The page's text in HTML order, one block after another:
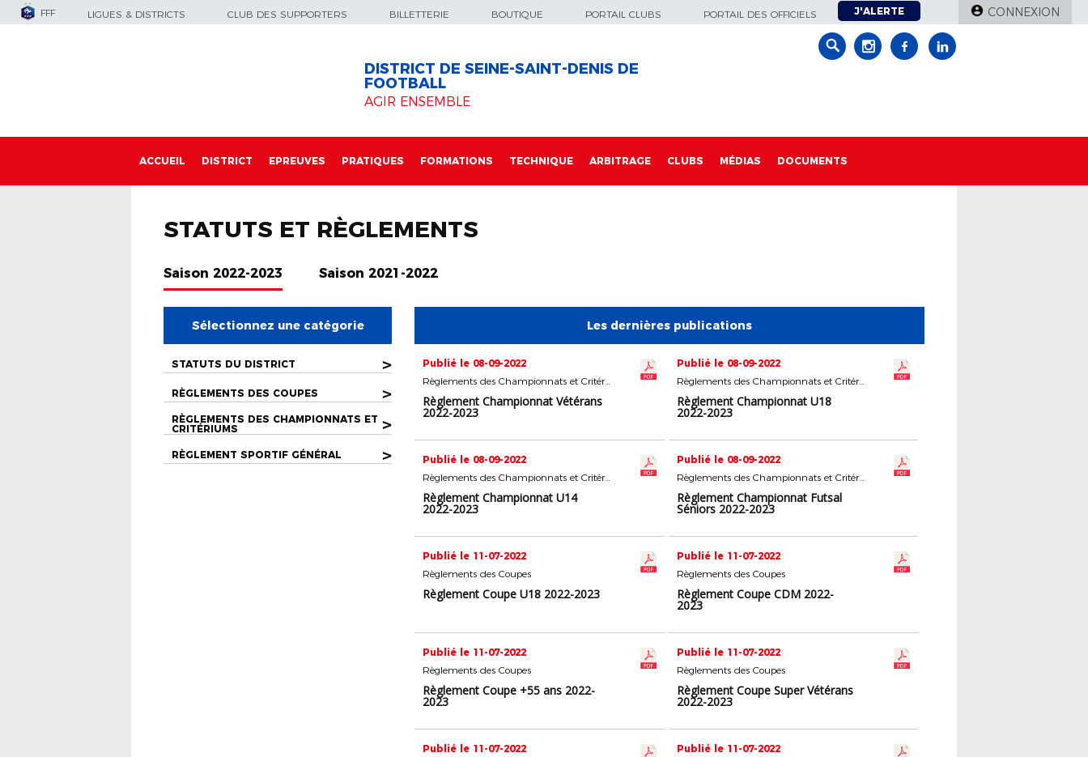
FFF LIGUES & DISTRICTS CLUB DES SUPPORTERS BILLETTERIE BOUTIQUE PORTAIL CLUBS PORTAIL DES OFFICIELS J'ALERTE CONNEXION
DISTRICT DE SEINE-SAINT-DENIS DE
FOOTBALL
AGIR ENSEMBLE
ACCUEIL DISTRICT EPREUVES PRATIQUES FORMATIONS TECHNIQUE ARBITRAGE CLUBS MÉDIAS DOCUMENTS
STATUTS ET RÈGLEMENTS
Saison 2022-2023 Saison 2021-2022
Sélectionnez une catégorie
STATUTS DU DISTRICT >
RÈGLEMENTS DES COUPES >
RÈGLEMENTS DES CHAMPIONNATS ET
CRITÉRIUMS
>
RÈGLEMENT SPORTIF GÉNÉRAL >
Les dernières publications
Publié le 08-09-2022
Règlements des Championnats et Critériums
Règlement Championnat Vétérans
2022-2023
Publié le 08-09-2022
Règlements des Championnats et Critériums
Règlement Championnat U18
2022-2023
Publié le 08-09-2022
Règlements des Championnats et Critériums
Règlement Championnat U14
2022-2023
Publié le 08-09-2022
Règlements des Championnats et Critériums
Règlement Championnat Futsal
Séniors 2022-2023
Publié le 11-07-2022
Règlements des Coupes
Règlement Coupe U18 2022-2023
Publié le 11-07-2022
Règlements des Coupes
Règlement Coupe CDM 2022-
2023
Publié le 11-07-2022
Règlements des Coupes
Règlement Coupe +55 ans 2022-
2023
Publié le 11-07-2022
Règlements des Coupes
Règlement Coupe Super Vétérans
2022-2023
Publié le 11-07-2022
Publié le 11-07-2022